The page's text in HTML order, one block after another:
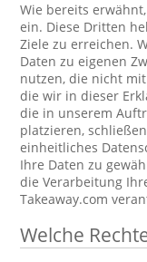
Wie bereits
ein. Diese Dritten
Ziele zu erreichen.
Daten zu eigenen
nutzen, die nicht
die wir in dieser
die in unserem
platzieren,
einheitliches
Ihre Daten zu
die Verarbeitung
Takeaway.com
Welche